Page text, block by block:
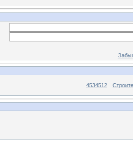
4534512